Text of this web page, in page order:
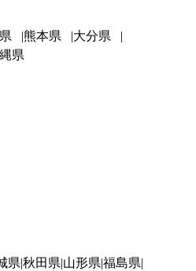
熊本県
大分県
県
県 秋田県 山形県 福島県